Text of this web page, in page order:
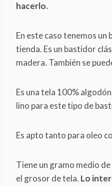
hacerlo.
En este caso tenemos
tienda. Es un bastidor
madera. También se
Es una tela 100%
lino para este tipo de
Es apto tanto para oleo
Tiene un gramo medio
el grosor de tela. Lo